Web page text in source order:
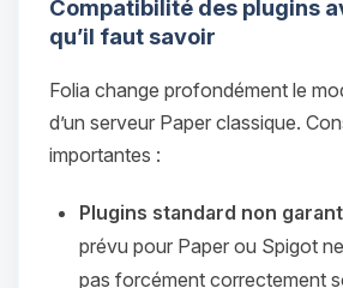
Compatibilité des plugins
qu’il faut savoir
Folia change profondément le
d’un serveur Paper classique.
importantes :
Plugins standard non
prévu pour Paper ou Spigot
pas forcément correctement